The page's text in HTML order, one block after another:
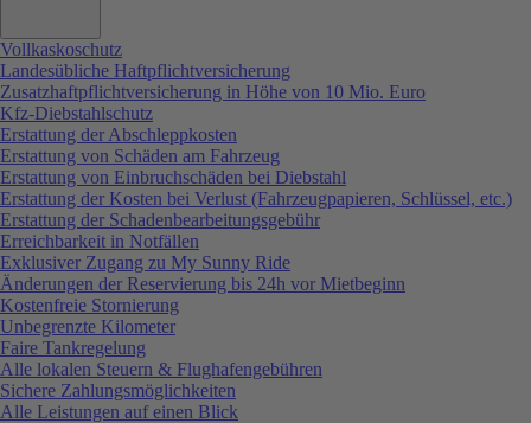
Vollkaskoschutz
Landesübliche Haftpflichtversicherung
Zusatzhaftpflichtversicherung in Höhe von 10 Mio. Euro
Kfz-Diebstahlschutz
Erstattung der Abschleppkosten
Erstattung von Schäden am Fahrzeug
Erstattung von Einbruchschäden bei Diebstahl
Erstattung der Kosten bei Verlust (Fahrzeugpapieren, Schlüssel, etc.)
Erstattung der Schadenbearbeitungsgebühr
Erreichbarkeit in Notfällen
Exklusiver Zugang zu My Sunny Ride
Änderungen der Reservierung bis 24h vor Mietbeginn
Kostenfreie Stornierung
Unbegrenzte Kilometer
Faire Tankregelung
Alle lokalen Steuern & Flughafengebühren
Sichere Zahlungsmöglichkeiten
Alle Leistungen auf einen Blick